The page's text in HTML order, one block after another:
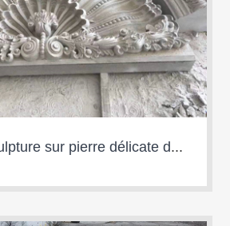
Oeuvre de sculpture sur pierre délicate de Hui''an